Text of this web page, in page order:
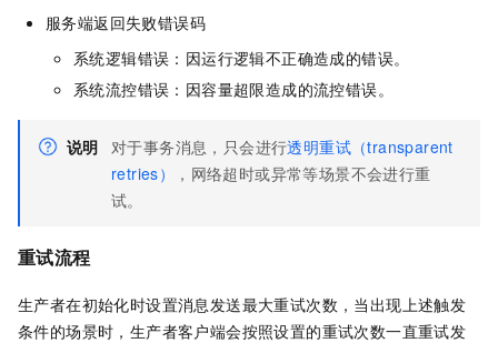
服务端返回失败错误码
系统逻辑错误：因运行逻辑不正确造成的错误。
系统流控错误：因容量超限造成的流控错误。
说明 对于事务消息，只会进行透明重试（transparent
retries）
，网络超时或异常等场景不会进行重
试。
重试流程
生产者在初始化时设置消息发送最大重试次数，当出现上述触发
条件的场景时，生产者客户端会按照设置的重试次数一直重试发